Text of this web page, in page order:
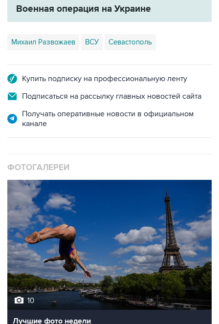
Военная операция на Украине
Михаил Развожаев ВСУ Севастополь
Купить подписку на профессиональную ленту
Подписаться на рассылку главных новостей сайта
Получать оперативные новости в официальном
канале
ФОТОГАЛЕРЕИ
10
Лучшие фото недели